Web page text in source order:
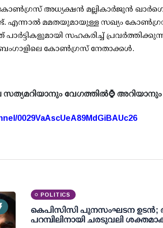
അധ്യക്ഷന്‍ മല്ലികാര്‍ജുന്‍
മമതയുമായുള്ള സഖ്യം
സഹകരിച്ച്
കോണ്‍ഗ്രസ് നേതാക്കള്‍.
സത്യമറിയാനും വേഗത്തിൽ⌚
0029VaAscUeA89MdGiBAUc26
POLITICS
കെപിസിസി പുനസംഘടന ഉടന്‍;
പറമ്പിലിനായി ചരടുവലി